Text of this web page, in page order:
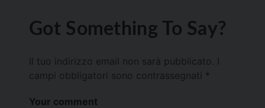
Got Something To Say?
Il tuo indirizzo email non sarà pubblicato.
campi obbligatori sono contrassegnati *
Your comment